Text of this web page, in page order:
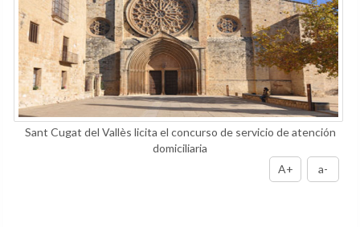
Sant Cugat del Vallès licita el concurso de servicio de atención
domiciliaria
A+
a-